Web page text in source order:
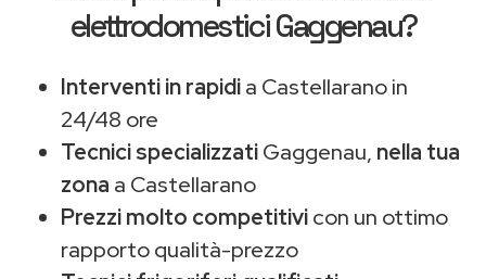
elettrodomestici Gaggenau?
Interventi in rapidia Castellarano in
24/48 ore
Tecnici specializzatiGaggenau, nella tua
zona a Castellarano
Prezzi molto competitivicon un ottimo
rapporto qualità-prezzo